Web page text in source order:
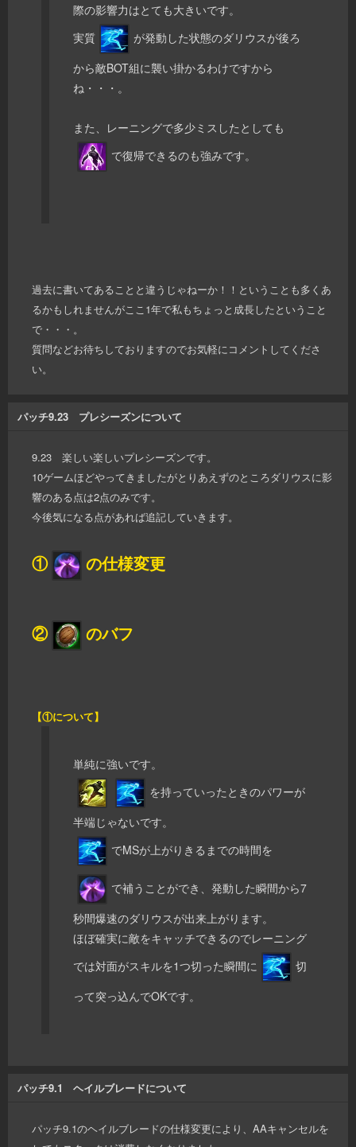
際の影響力はとても大きいです。
実質
が発動した状態のダリウスが後ろ
から敵BOT組に襲い掛かるわけですから
ね・・・。
また、レーニングで多少ミスしたとしても
で復帰できるのも強みです。
過去に書いてあることと違うじゃねーか！！ということも多くあ
るかもしれませんがここ1年で私もちょっと成長したということ
で・・・。
質問などお待ちしておりますのでお気軽にコメントしてくださ
い。
パッチ9.23 プレシーズンについて
9.23 楽しい楽しいプレシーズンです。
10ゲームほどやってきましたがとりあえずのところダリウスに影
響のある点は2点のみです。
今後気になる点があれば追記していきます。
① の仕様変更
② のバフ
【①について】
単純に強いです。
を持っていったときのパワーが
半端じゃないです。
でMSが上がりきるまでの時間を
で補うことができ、発動した瞬間から7
秒間爆速のダリウスが出来上がります。
ほぼ確実に敵をキャッチできるのでレーニング
では対面がスキルを1つ切った瞬間に
切
って突っ込んでOKです。
パッチ9.1 ヘイルブレードについて
パッチ9.1のヘイルブレードの仕様変更により、AAキャンセルを